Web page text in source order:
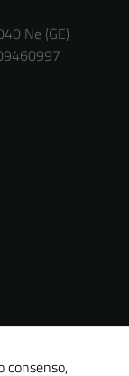
Ne (GE)
consenso,